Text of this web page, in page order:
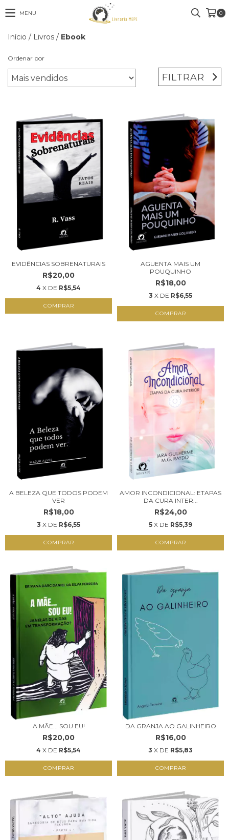
MENU 0
Início / Livros / Ebook
Ordenar por
FILTRAR
EVIDÊNCIAS SOBRENATURAIS
R$20,00
4 X DE R$5,54
COMPRAR
AGUENTA MAIS UM
POUQUINHO
R$18,00
3 X DE R$6,55
COMPRAR
A BELEZA QUE TODOS PODEM
VER
R$18,00
3 X DE R$6,55
COMPRAR
AMOR INCONDICIONAL: ETAPAS
DA CURA INTER...
R$24,00
5 X DE R$5,39
COMPRAR
A MÃE... SOU EU!
R$20,00
4 X DE R$5,54
COMPRAR
DA GRANJA AO GALINHEIRO
R$16,00
3 X DE R$5,83
COMPRAR